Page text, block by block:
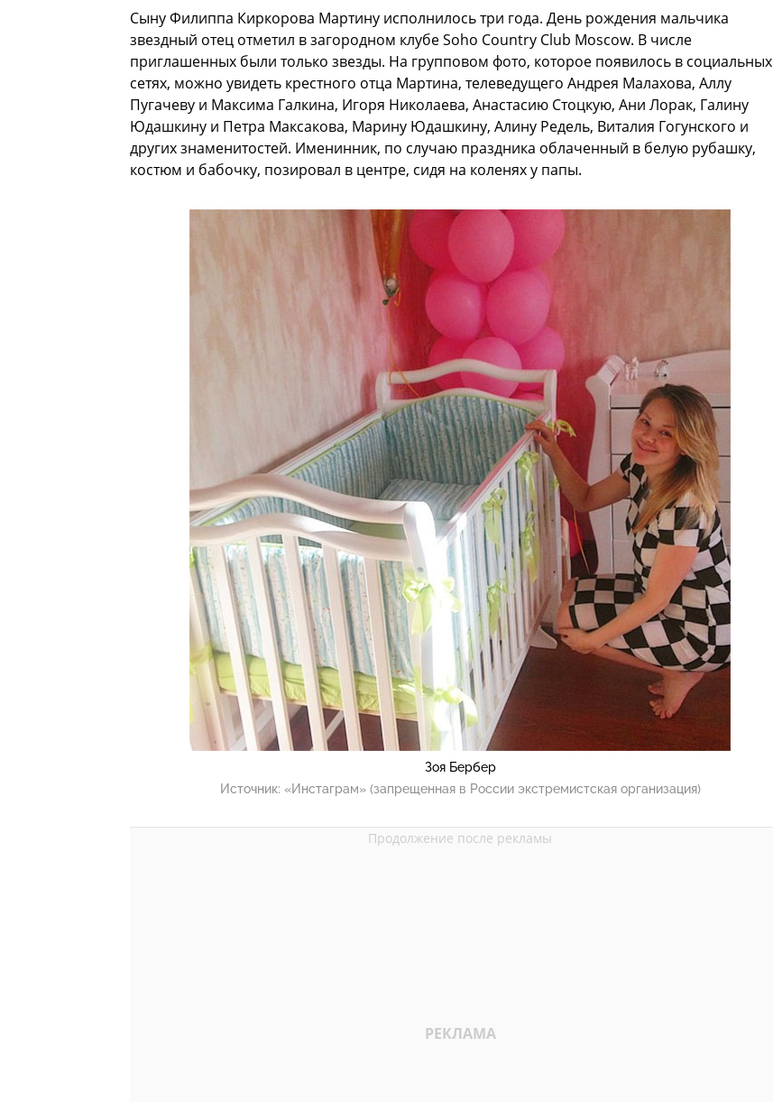
Сыну Филиппа Киркорова Мартину исполнилось три года. День рождения мальчика
звездный отец отметил в загородном клубе Soho Country Club Moscow. В числе
приглашенных были только звезды. На групповом фото, которое появилось в социальных
сетях, можно увидеть крестного отца Мартина, телеведущего Андрея Малахова, Аллу
Пугачеву и Максима Галкина, Игоря Николаева, Анастасию Стоцкую, Ани Лорак, Галину
Юдашкину и Петра Максакова, Марину Юдашкину, Алину Редель, Виталия Гогунского и
других знаменитостей. Именинник, по случаю праздника облаченный в белую рубашку,
костюм и бабочку, позировал в центре, сидя на коленях у папы.
Зоя Бербер
Источник: «Инстаграм» (запрещенная в России экстремистская организация)